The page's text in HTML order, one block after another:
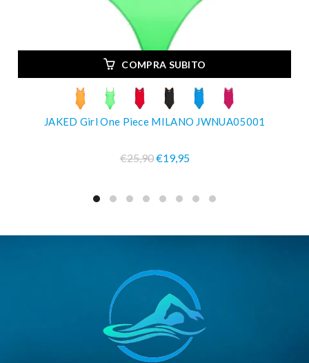
COMPRA SUBITO
JAKED Girl One Piece MILANO JWNUA05001
€25,90€19,95